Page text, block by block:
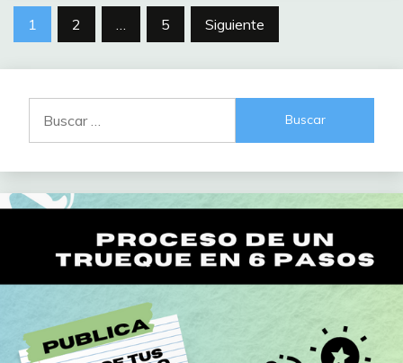
Paginación
1 2 … 5 Siguiente